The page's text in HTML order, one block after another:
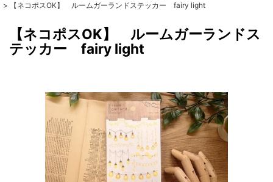
>
【ネコポスOK】 ルームガーランドステッカー fairy light
【ネコポスOK】 ルームガーランドス
テッカー fairy light